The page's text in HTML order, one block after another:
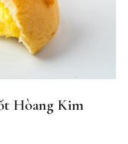
Hòang Kim